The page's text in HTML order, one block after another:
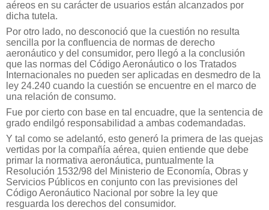
aéreos en su carácter de usuarios están alcanzados por
dicha tutela.
Por otro lado, no desconoció que la cuestión no resulta
sencilla por la confluencia de normas de derecho
aeronáutico y del consumidor, pero llegó a la conclusión
que las normas del Código Aeronáutico o los Tratados
Internacionales no pueden ser aplicadas en desmedro de la
ley 24.240 cuando la cuestión se encuentre en el marco de
una relación de consumo.
Fue por cierto con base en tal encuadre, que la sentencia de
grado endilgó responsabilidad a ambas codemandadas.
Y tal como se adelantó, esto generó la primera de las quejas
vertidas por la compañía aérea, quien entiende que debe
primar la normativa aeronáutica, puntualmente la
Resolución 1532/98 del Ministerio de Economía, Obras y
Servicios Públicos en conjunto con las previsiones del
Código Aeronáutico Nacional por sobre la ley que
resguarda los derechos del consumidor.